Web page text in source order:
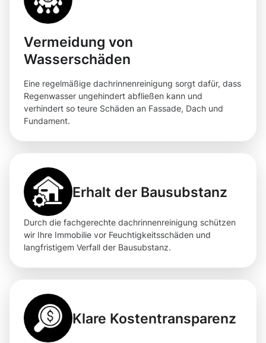
Vermeidung von
Wasserschäden
Eine regelmäßige dachrinnenreinigung sorgt dafür, dass
Regenwasser ungehindert abfließen kann und
verhindert so teure Schäden an Fassade, Dach und
Fundament.
Erhalt der Bausubstanz
Durch die fachgerechte dachrinnenreinigung schützen
wir Ihre Immobilie vor Feuchtigkeitsschäden und
langfristigem Verfall der Bausubstanz.
Klare Kostentransparenz